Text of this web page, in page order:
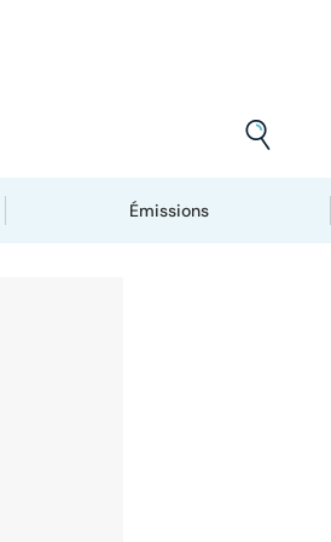
Émissions